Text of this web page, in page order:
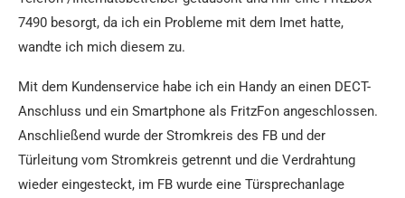
7490 besorgt, da ich ein Probleme mit dem Imet hatte,
wandte ich mich diesem zu.
Mit dem Kundenservice habe ich ein Handy an einen DECT-
Anschluss und ein Smartphone als FritzFon angeschlossen.
Anschließend wurde der Stromkreis des FB und der
Türleitung vom Stromkreis getrennt und die Verdrahtung
wieder eingesteckt, im FB wurde eine Türsprechanlage